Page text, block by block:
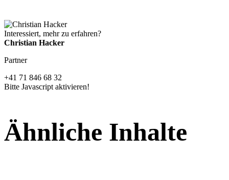
Interessiert, mehr zu erfahren?
Christian Hacker
Partner
+41 71 846 68 32
Bitte Javascript aktivieren!
Ähnliche Inhalte